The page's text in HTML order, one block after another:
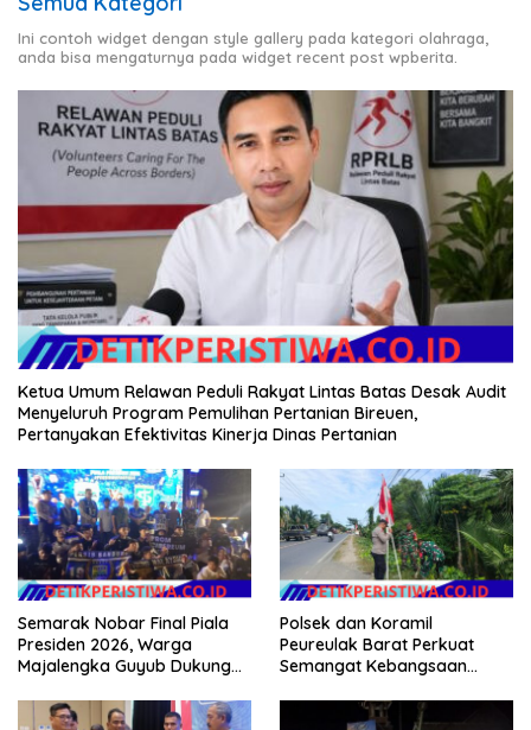
Ini contoh widget dengan style gallery pada kategori olahraga,
anda bisa mengaturnya pada widget recent post wpberita.
Ketua Umum Relawan Peduli Rakyat Lintas Batas Desak Audit
Menyeluruh Program Pemulihan Pertanian Bireuen,
Pertanyakan Efektivitas Kinerja Dinas Pertanian
Semarak Nobar Final Piala
Presiden 2026, Warga
Majalengka Guyub Dukung
Kahayang
Polsek dan Koramil
Peureulak Barat Perkuat
Semangat Kebangsaan
Merah Putih